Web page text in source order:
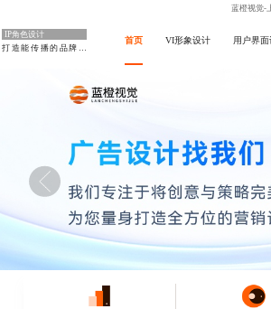
蓝橙视觉-
IP角色设计
打造能传播的品牌IP
首页 VI形象设计 用户界面